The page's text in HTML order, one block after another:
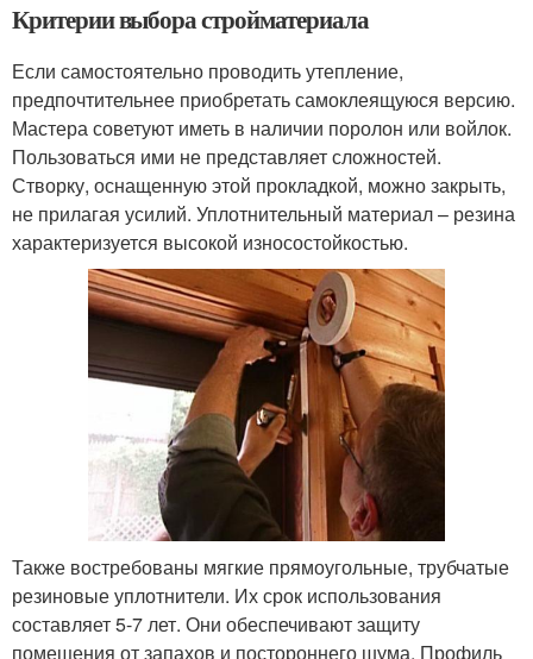
Критерии выбора стройматериала
Если самостоятельно проводить утепление,
предпочтительнее приобретать самоклеящуюся версию.
Мастера советуют иметь в наличии поролон или войлок.
Пользоваться ими не представляет сложностей.
Створку, оснащенную этой прокладкой, можно закрыть,
не прилагая усилий. Уплотнительный материал – резина
характеризуется высокой износостойкостью.
Также востребованы мягкие прямоугольные, трубчатые
резиновые уплотнители. Их срок использования
составляет 5-7 лет. Они обеспечивают защиту
помещения от запахов и постороннего шума. Профиль